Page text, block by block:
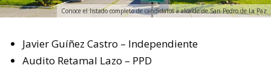
Conoce el listado completo de candidatos a alcalde de San Pedro de La Paz
Javier Guíñez Castro – Independiente
Audito Retamal Lazo – PPD